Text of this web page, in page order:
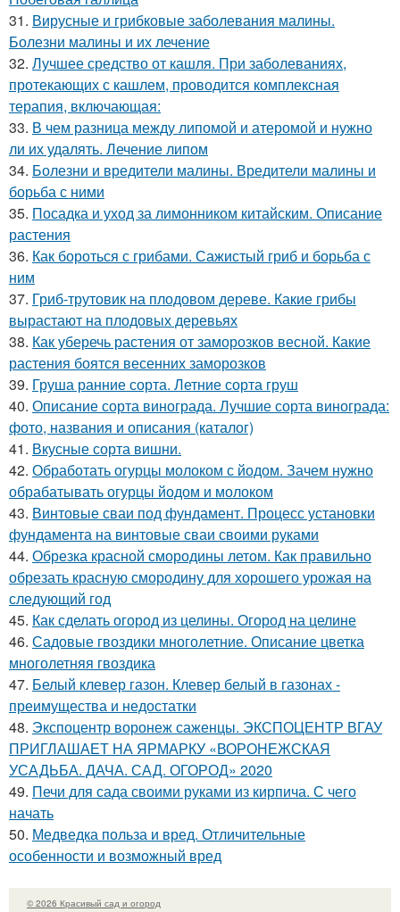
31. Вирусные и грибковые заболевания малины.
Болезни малины и их лечение
32. Лучшее средство от кашля. При заболеваниях,
протекающих с кашлем, проводится комплексная
терапия, включающая:
33. В чем разница между липомой и атеромой и нужно
ли их удалять. Лечение липом
34. Болезни и вредители малины. Вредители малины и
борьба с ними
35. Посадка и уход за лимонником китайским. Описание
растения
36. Как бороться с грибами. Сажистый гриб и борьба с
ним
37. Гриб-трутовик на плодовом дереве. Какие грибы
вырастают на плодовых деревьях
38. Как уберечь растения от заморозков весной. Какие
растения боятся весенних заморозков
39. Груша ранние сорта. Летние сорта груш
40. Описание сорта винограда. Лучшие сорта винограда:
фото, названия и описания (каталог)
41. Вкусные сорта вишни.
42. Обработать огурцы молоком с йодом. Зачем нужно
обрабатывать огурцы йодом и молоком
43. Винтовые сваи под фундамент. Процесс установки
фундамента на винтовые сваи своими руками
44. Обрезка красной смородины летом. Как правильно
обрезать красную смородину для хорошего урожая на
следующий год
45. Как сделать огород из целины. Огород на целине
46. Садовые гвоздики многолетние. Описание цветка
многолетняя гвоздика
47. Белый клевер газон. Клевер белый в газонах -
преимущества и недостатки
48. Экспоцентр воронеж саженцы. ЭКСПОЦЕНТР ВГАУ
ПРИГЛАШАЕТ НА ЯРМАРКУ «ВОРОНЕЖСКАЯ
УСАДЬБА. ДАЧА. САД. ОГОРОД» 2020
49. Печи для сада своими руками из кирпича. С чего
начать
50. Медведка польза и вред. Отличительные
особенности и возможный вред
© 2026 Красивый сад и огород